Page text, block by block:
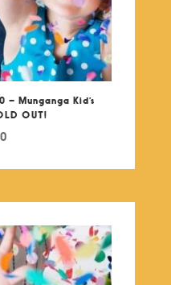
Munganga Kid’s
OUT!